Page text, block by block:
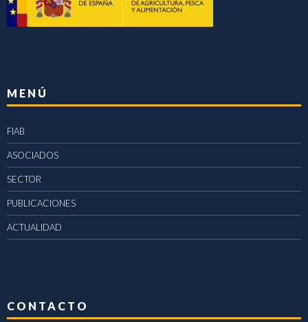
MENÚ
FIAB
ASOCIADOS
SECTOR
PUBLICACIONES
ACTUALIDAD
CONTACTO